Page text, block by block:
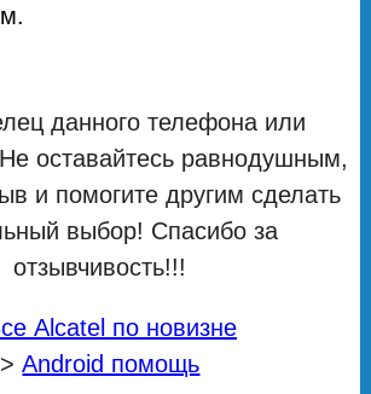
данного телефона или
оставайтесь равнодушным,
и помогите другим сделать
выбор! Спасибо за
отзывчивость!!!
Alcatel по новизне
>Android помощь